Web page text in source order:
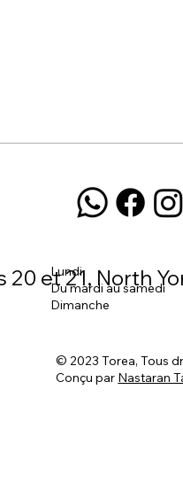
20 et 21, North
Lundi
Du mardi au samedi
Dimanche
© 2023 Torea, Tous
Conçu par Nastaran